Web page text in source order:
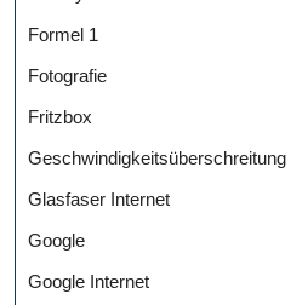
Formel 1
Fotografie
Fritzbox
Geschwindigkeitsüberschreitung
Glasfaser Internet
Google
Google Internet